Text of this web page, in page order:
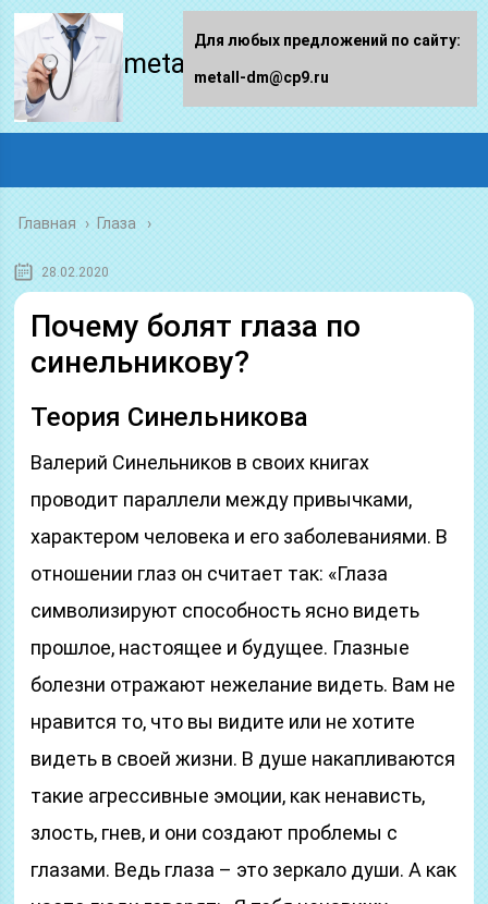
metall-dm.ru
Главная › Глаза
28.02.2020
Почему болят глаза по
синельникову?
Теория Синельникова
Валерий Синельников в своих книгах
проводит параллели между привычками,
характером человека и его заболеваниями. В
отношении глаз он считает так: «Глаза
символизируют способность ясно видеть
прошлое, настоящее и будущее. Глазные
болезни отражают нежелание видеть. Вам не
нравится то, что вы видите или не хотите
видеть в своей жизни. В душе накапливаются
такие агрессивные эмоции, как ненависть,
злость, гнев, и они создают проблемы с
глазами. Ведь глаза – это зеркало души. А как
Для любых предложений по сайту:
metall-dm@cp9.ru